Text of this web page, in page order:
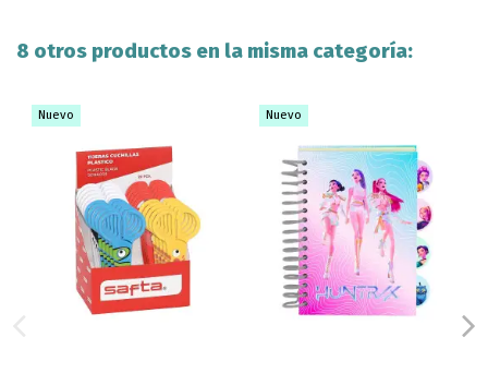
8 otros productos en la misma categoría:
Nuevo Nuevo